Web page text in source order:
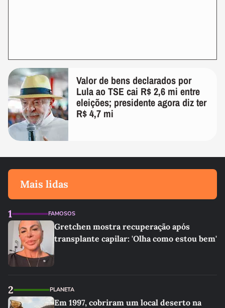
Valor de bens declarados por
Lula ao TSE cai R$ 2,6 mi entre
eleições; presidente agora diz ter
R$ 4,7 mi
Mais lidas
1 FAMOSOS
Gretchen mostra recuperação após
transplante capilar: 'Olha como estou bem'
2 PLANETA
Em 1997, cobriram um local deserto na